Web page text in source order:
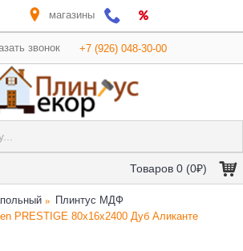
магазины
звонок +7 (926) 048-30-00
Товаров 0 (0₽)
Плинтус МДФ
PRESTIGE 80x16x2400 Дуб Аликанте